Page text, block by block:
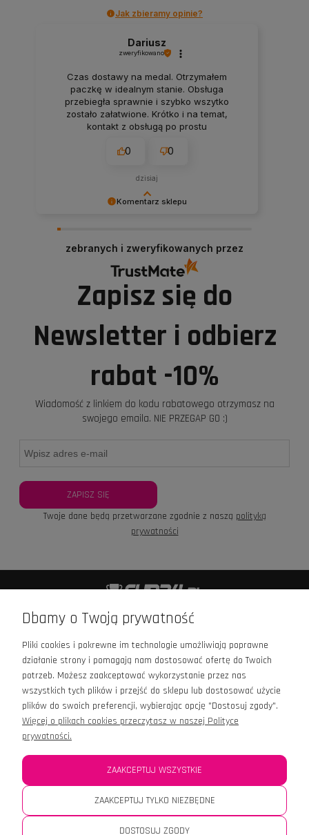
Jak zbieramy opinie?
Komentarz sklepu
Zawsze chętnie Cię u nas powitamy.
Dariusz
zweryfikowano
Czas dostawy na medal. Otrzymałem
paczkę w idealnym stanie. Obsługa
przebiegła sprawnie i szybko wszytko
zostało załatwione. Krótko i na temat,
kontakt z obsługą po prostu
0 0
dzisiaj
zebranych i zweryfikowanych przez
Zapisz się do
Newsletter i odbierz
rabat -10%
Wiadomość z linkiem do kodu rabatowego otrzymasz na
swojego emaila. NIE PRZEGAP GO :)
ZAPISZ SIĘ
Twoje dane będą przetwarzane zgodnie z naszą polityką
prywatności
+48 601 426 989
Infolinia czynna:
Pn - Pt: 9:00 - 16:00
OPINIE
MOJE KONTO
Dbamy o Twoją prywatność
Pliki cookies i pokrewne im technologie umożliwiają poprawne
działanie strony i pomagają nam dostosować ofertę do Twoich
potrzeb. Możesz zaakceptować wykorzystanie przez nas
wszystkich tych plików i przejść do sklepu lub dostosować użycie
plików do swoich preferencji, wybierając opcję "Dostosuj zgody".
Więcej o plikach cookies przeczytasz w naszej Polityce
prywatności.
ZAAKCEPTUJ TYLKO NIEZBĘDNE
DOSTOSUJ ZGODY
ZAAKCEPTUJ WSZYSTKIE